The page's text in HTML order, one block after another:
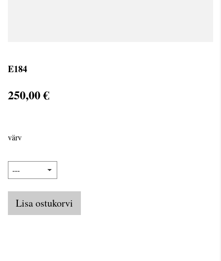
E184
250,00 €
värv
Lisa ostukorvi